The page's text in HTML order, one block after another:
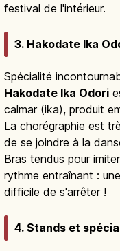
festival de l'intérieur.
3. Hakodate Ika
Spécialité
Hakodate Ika Odori
calmar (ika), produit
La chorégraphie est
de se joindre à la
Bras tendus pour
rythme entraînant :
difficile de s'arrêter !
4. Stands et